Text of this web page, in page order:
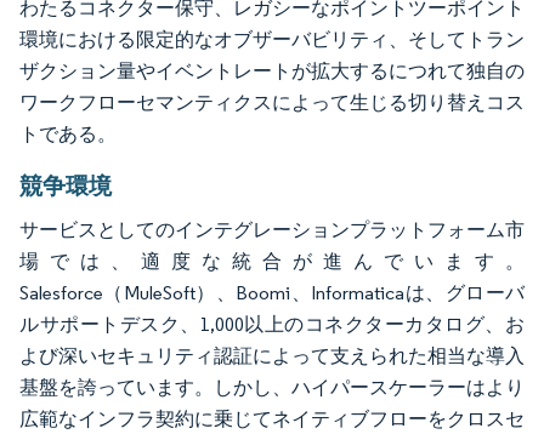
わたるコネクター保守、レガシーなポイントツーポイント
環境における限定的なオブザーバビリティ、そしてトラン
ザクション量やイベントレートが拡大するにつれて独自の
ワークフローセマンティクスによって生じる切り替えコス
トである。
競争環境
サービスとしてのインテグレーションプラットフォーム市
場では、適度な統合が進んでいます。
Salesforce（MuleSoft）、Boomi、Informaticaは、グローバ
ルサポートデスク、1,000以上のコネクターカタログ、お
よび深いセキュリティ認証によって支えられた相当な導入
基盤を誇っています。しかし、ハイパースケーラーはより
広範なインフラ契約に乗じてネイティブフローをクロスセ